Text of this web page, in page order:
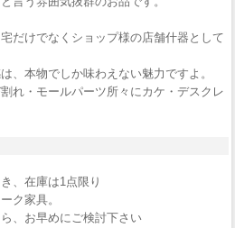
だけでなくショップ様の店舗什器として
、本物でしか味わえない魅力ですよ。
れ・モールパーツ所々にカケ・デスクレ
、在庫は1点限り
ク家具。
、お早めにご検討下さい